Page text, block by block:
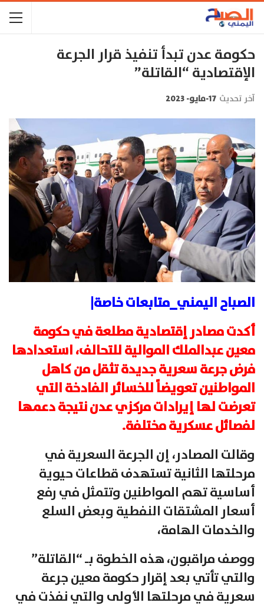
حكومة عدن تبدأ تنفيذ قرار الجرعة
الإقتصادية “القاتلة”
آخر تحديث 17-مايو- 2023
الصباح اليمني_متابعات خاصة|
أكدت مصادر إقتصادية مطلعة في حكومة
معين عبدالملك الموالية للتحالف، استعدادها
فرض جرعة سعرية جديدة تثقل من كاهل
المواطنين تعويضاً للخسائر الفادخة التي
تعرضت لها إيرادات مركزي عدن نتيجة دعمها
لفصائل عسكرية مختلفة.
وقالت المصادر، إن الجرعة السعرية في
مرحلتها الثانية تستهدف قطاعات حيوية
أساسية تهم المواطنين وتتمثل في رفع
أسعار المشتقات النفطية وبعض السلع
والخدمات الهامة،
ووصف مراقبون، هذه الخطوة بـ “القاتلة”
والتي تأتي بعد إقرار حكومة معين جرعة
سعرية في مرحلتها الأولى والتي نفذت في